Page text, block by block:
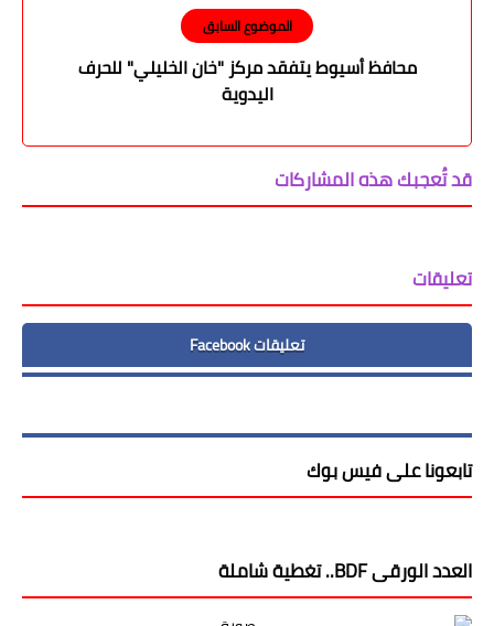
الموضوع السابق
محافظ أسيوط يتفقد مركز "خان الخليلي" للحرف
اليدوية
قد تُعجبك هذه المشاركات
تعليقات
تعليقات Facebook
تابعونا على فيس بوك
العدد الورقى BDF.. تغطية شاملة